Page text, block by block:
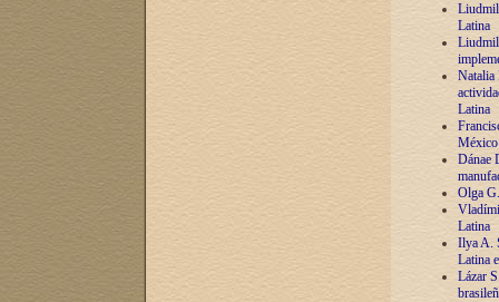
Latina
Natalia
Latina
México
Dánae
Olga
Latina
Ilya A.
Latina
Lázar